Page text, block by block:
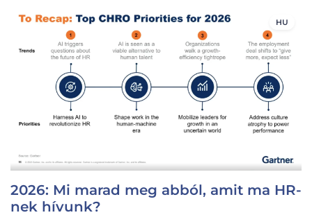
HU
2026: Mi marad meg abból, amit ma HR-
nek hívunk?